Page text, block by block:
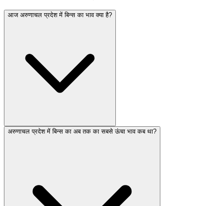
आज अरुणाचल प्रदेश में बिन्स का भाव क्या है?
अरुणाचल प्रदेश में बिन्स का अब तक का सबसे ऊंचा भाव कब था?